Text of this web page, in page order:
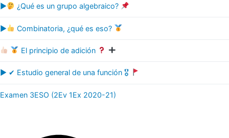
▶ ¿Qué es un grupo algebraico?
▶ Combinatoria, ¿qué es eso?
El principio de adición
▶ ✔ Estudio general de una función 🎖
Examen 3ESO (2Ev 1Ex 2020-21)